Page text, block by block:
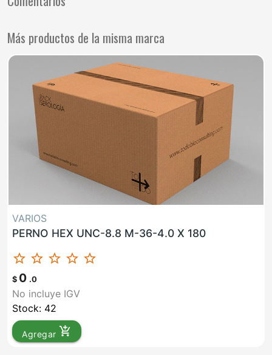
Más productos de la misma marca
VARIOS
PERNO HEX UNC-8.8 M-36-4.0 X 180
star_border star_border star_border star_border star_border
$ 0 .0
No incluye IGV
Stock: 42
Agregar add_shopping_cart